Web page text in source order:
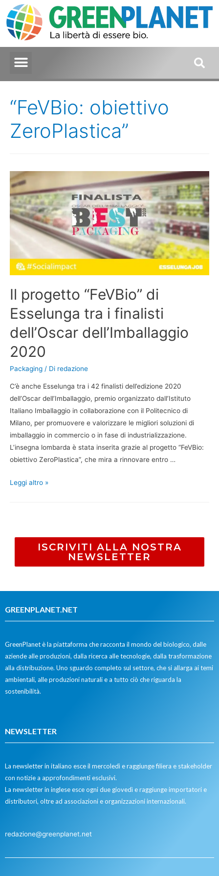
“FeVBio: obiettivo
ZeroPlastica”
Il progetto “FeVBio” di
Esselunga tra i finalisti
dell’Oscar dell’Imballaggio
2020
Packaging / Di redazione
C’è anche Esselunga tra i 42 finalisti dell’edizione 2020
dell’Oscar dell’Imballaggio, premio organizzato dall’Istituto
Italiano Imballaggio in collaborazione con il Politecnico di
Milano, per promuovere e valorizzare le migliori soluzioni di
imballaggio in commercio o in fase di industrializzazione.
L’insegna lombarda è stata inserita grazie al progetto “FeVBio:
obiettivo ZeroPlastica”, che mira a rinnovare entro …
Leggi altro »
ISCRIVITI ALLA NOSTRA
NEWSLETTER
GREENPLANET.NET
GreenPlanet è la piattaforma che racconta il mondo del biologico, dalle
aziende alle produzioni, dalla ricerca alle tecnologie, dalla trasformazione
alla distribuzione. Uno sguardo completo sul settore, che si allarga ai temi
ambientali, alle produzioni naturali e a tutto ciò che riguarda la
sostenibilità.
NEWSLETTER
La newsletter in italiano esce il mercoledì e raggiunge filiera e stakeholder
con notizie a approfondimenti esclusivi.
La newsletter in inglese esce ogni due giovedì e raggiunge importatori e
distributori, oltre ad associazioni e organizzazioni internazionali.
redazione@greenplanet.net